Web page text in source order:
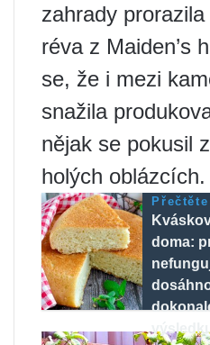
zahrady
réva z Maiden’s
se, že i mezi
snažila
nějak se pokusil
holých oblázcích.
doma: